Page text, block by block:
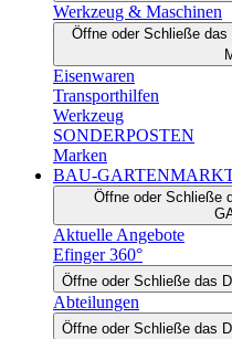
Werkzeug & Maschinen
Öffne oder Schließe das
Eisenwaren
Transporthilfen
Werkzeug
SONDERPOSTEN
Marken
BAU-
Öffne oder Schließe
Aktuelle Angebote
Efinger 360°
Öffne oder Schließe das
Abteilungen
Öffne oder Schließe das